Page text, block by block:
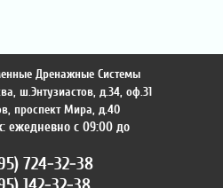
Дренажные Системы
, ш.Энтузиастов, д.34, оф.31
, проспект Мира, д.40
ежедневно с 09:00 до
724-32-38